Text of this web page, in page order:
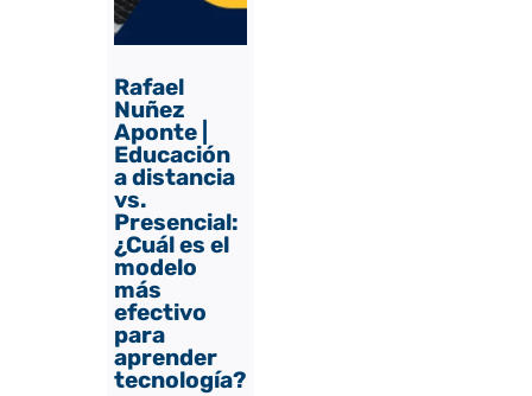
Rafael
Nuñez
Aponte |
Educación
a distancia
vs.
Presencial:
¿Cuál es el
modelo
más
efectivo
para
aprender
tecnología?